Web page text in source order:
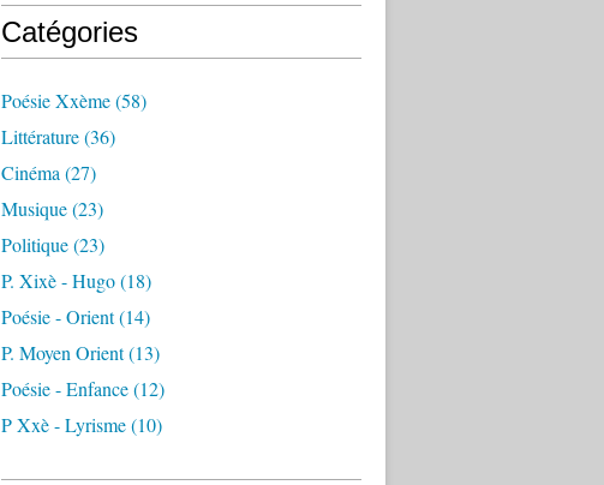
Catégories
Poésie Xxème(58)
Littérature(36)
Cinéma (27)
Musique(23)
Politique(23)
P. Xixè - Hugo(18)
Poésie - Orient(14)
P. Moyen Orient(13)
Poésie - Enfance(12)
P Xxè - Lyrisme(10)